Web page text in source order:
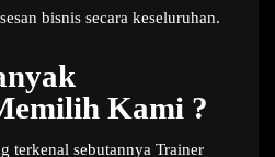
bisnis secara keseluruhan.
Kami ?
terkenal sebutannya Trainer